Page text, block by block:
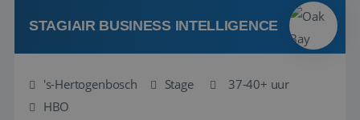
hebbe...
STAGIAIR BUSINESS INTELLIGENCE
's-Hertogenbosch Stage
37-40+ uur
HBO